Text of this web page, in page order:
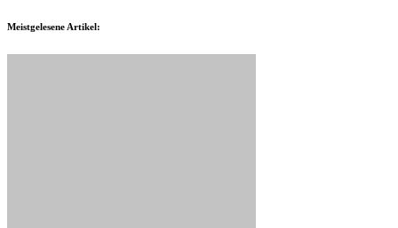
Meistgelesene Artikel: